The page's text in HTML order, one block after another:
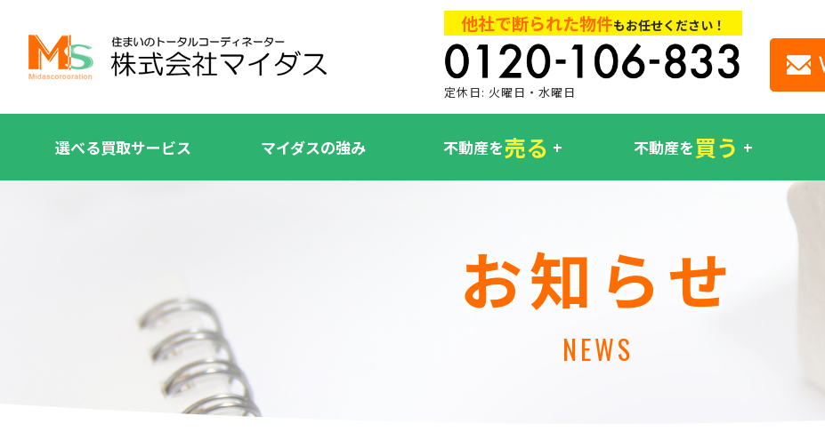
他社で断られた物件もお任せください！
定休日: 火曜日・水曜日
選べる買取サービス マイダスの強み 不動産を売る 不動産を買う
お知らせ
NEWS